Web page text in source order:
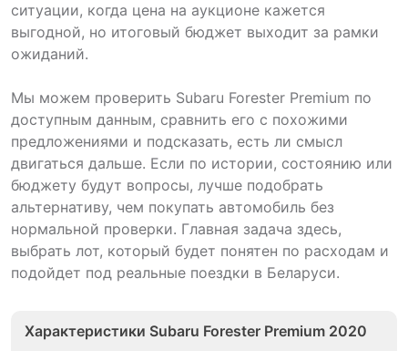
ситуации, когда цена на аукционе кажется
выгодной, но итоговый бюджет выходит за рамки
ожиданий.
Мы можем проверить Subaru Forester Premium по
доступным данным, сравнить его с похожими
предложениями и подсказать, есть ли смысл
двигаться дальше. Если по истории, состоянию или
бюджету будут вопросы, лучше подобрать
альтернативу, чем покупать автомобиль без
нормальной проверки. Главная задача здесь,
выбрать лот, который будет понятен по расходам и
подойдет под реальные поездки в Беларуси.
Характеристики Subaru Forester Premium 2020